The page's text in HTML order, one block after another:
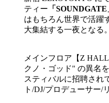
ティー 「SOUNDGATE
はもちろん世界で活躍
大集結する一夜となる。
メインフロア【Z
クノ・ゴッド" の異名
スティバルに招聘され
ト/DJ/プロデューサー/